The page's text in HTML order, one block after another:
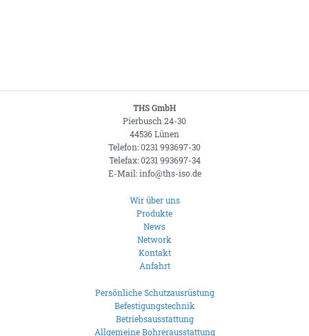
THS GmbH
Pierbusch 24-30
44536 Lünen
Telefon: 0231 993697-30
Telefax: 0231 993697-34
E-Mail: info@ths-iso.de
Wir über uns
Produkte
News
Network
Kontakt
Anfahrt
Persönliche Schutzausrüstung
Befestigungstechnik
Betriebsausstattung
Allgemeine Bohrerausstattung